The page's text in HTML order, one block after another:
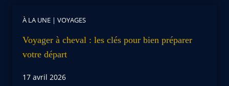
À LA UNE | VOYAGES
Voyager à cheval : les clés pour bien préparer
votre départ
17 avril 2026